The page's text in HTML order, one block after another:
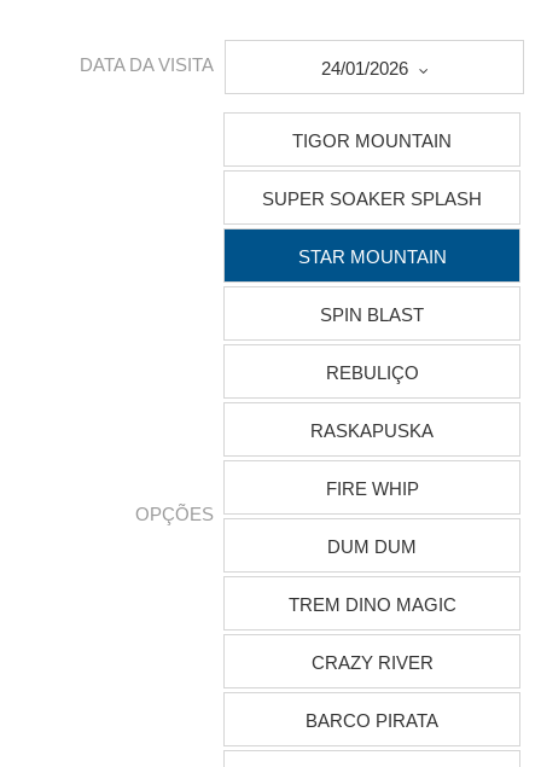
DATA DA VISITA 24/01/2026
OPÇÕES
TIGOR MOUNTAIN
SUPER SOAKER SPLASH
STAR MOUNTAIN
SPIN BLAST
REBULIÇO
RASKAPUSKA
FIRE WHIP
DUM DUM
TREM DINO MAGIC
CRAZY RIVER
BARCO PIRATA